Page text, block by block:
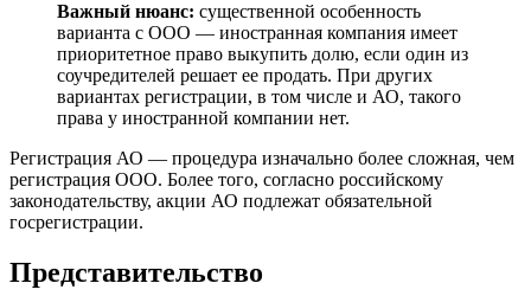
Важный нюанс: существенной особенность
варианта с ООО — иностранная компания имеет
приоритетное право выкупить долю, если один из
соучредителей решает ее продать. При других
вариантах регистрации, в том числе и АО, такого
права у иностранной компании нет.
Регистрация АО — процедура изначально более сложная, чем
регистрация ООО. Более того, согласно российскому
законодательству, акции АО подлежат обязательной
госрегистрации.
Представительство